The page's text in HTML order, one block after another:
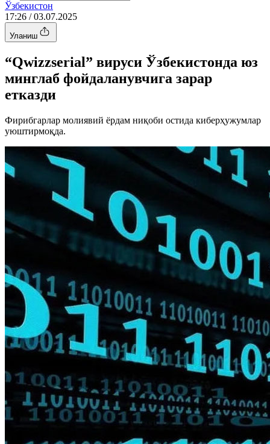
Ўзбекистон
17:26 / 03.07.2025
Уланиш
“Qwizzserial” вируси Ўзбекистонда юз
минглаб фойдаланувчига зарар
етказди
Фирибгарлар молиявий ёрдам ниқоби остида киберҳужумлар
уюштирмоқда.